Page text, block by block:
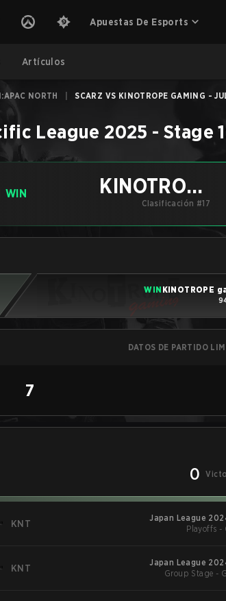
Apuestas De Esports
Artículos
NORTH SCARZ VS KINOTROPE GAMING -
League 2025 - Stage
WIN
KINOTROPE
gaming
Clasificación #17
WIN KINOTROPE
DATOS DE PARTIDO
7
0
KNT
Japan League
Playoffs -
KNT
Japan League
Group Stage -